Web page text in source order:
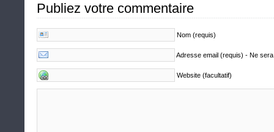
Publiez votre commentaire
Nom (requis)
Adresse email (requis) - Ne
Website (facultatif)